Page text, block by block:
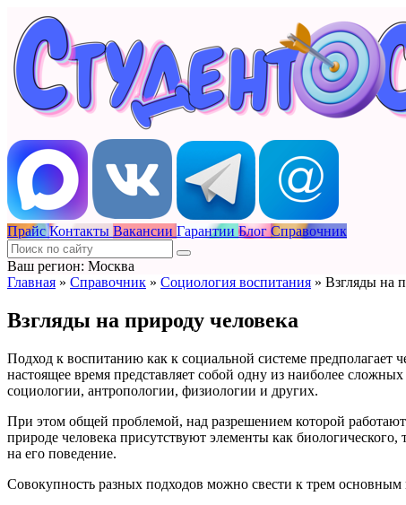
Прайс Контакты Вакансии Гарантии Блог Справочник
Ваш регион: Москва
Главная » Справочник » Социология воспитания » Взгляды на
Взгляды на природу человека
Подход к воспитанию как к социальной системе предполагает
настоящее время представляет собой одну из наиболее
социологии, антропологии, физиологии и других.
При этом общей проблемой, над разрешением которой
природе человека присутствуют элементы как
на его поведение.
Совокупность разных подходов можно свести к трем